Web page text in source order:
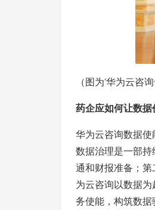
（图为‘华为云咨
药企应如何让数据
华为云咨询数据
数据治理是一部
通和财报准备；
为云咨询以数据
务使能，构筑数